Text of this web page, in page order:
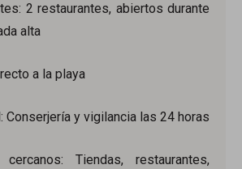
2 restaurantes, abiertos durante
alta
a la playa
Conserjería y vigilancia las 24 horas
cercanos: Tiendas, restaurantes,